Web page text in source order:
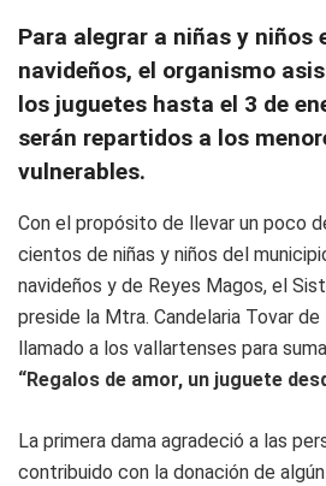
Para alegrar a niñas y niños
navideños, el organismo
los juguetes hasta el 3 de
serán repartidos a los
vulnerables.
Con el propósito de llevar un poco
cientos de niñas y niños del
navideños y de Reyes Magos, el
preside la Mtra. Candelaria Tovar de
llamado a los vallartenses para
“Regalos de amor, un juguete
La primera dama agradeció a las
contribuido con la donación de